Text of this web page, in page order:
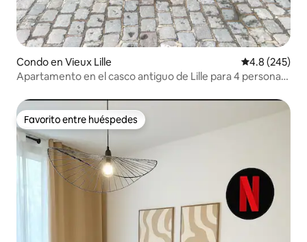
Condo en Vieux Lille Calificación
4.8 (245)
Apartamento en el casco antiguo de Lille para 4 personas
Favorito entre huéspedes
Favorito entre huéspedes